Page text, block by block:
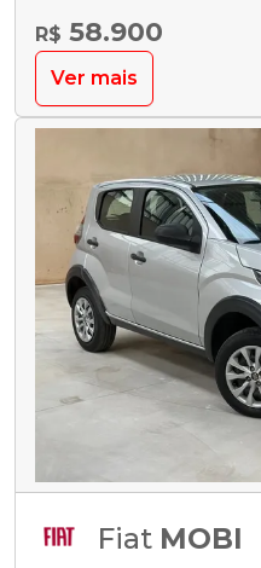
R$ 58.900
Ver mais
Fiat MOBI